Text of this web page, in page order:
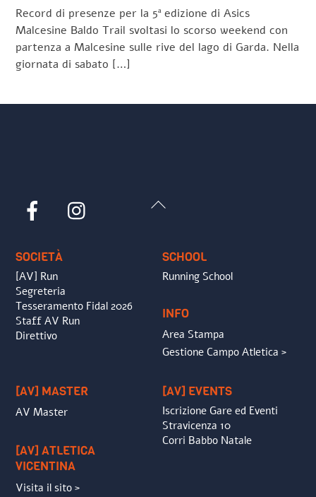
Record di presenze per la 5ª edizione di Asics
Malcesine Baldo Trail svoltasi lo scorso weekend con
partenza a Malcesine sulle rive del lago di Garda. Nella
giornata di sabato […]
Back
Facebook
SOCIETÀ
[AV] Run
Segreteria
Tesseramento Fidal 2026
Staff AV Run
Direttivo
SCHOOL
Running School
INFO
Area Stampa
Gestione Campo Atletica >
[AV] MASTER
AV Master
[AV] ATLETICA
VICENTINA
Visita il sito >
[AV] EVENTS
Iscrizione Gare ed Eventi
Stravicenza 10
Corri Babbo Natale